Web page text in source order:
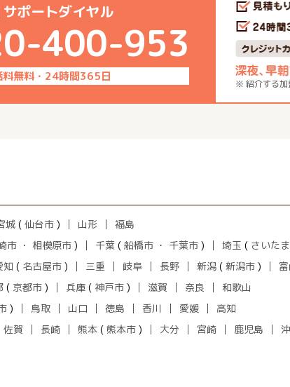
ポートダイヤル
400-953
料無料・24時間365日
※ 紹介する加
城 ( 仙台市 ) 山形
福島
市 ・ 相模原市 ) 千葉 ( 船橋市 ・ 千葉市 ) 埼玉 ( さいた
知 ( 名古屋市 ) 三重 岐阜 長野 新潟 ( 新潟市 )
( 京都市 ) 兵庫 ( 神戸市 ) 滋賀 奈良
和歌山
) 鳥取 山口 徳島 香川 愛媛
高知
佐賀 長崎 熊本 ( 熊本市 ) 大分 宮崎 鹿児島